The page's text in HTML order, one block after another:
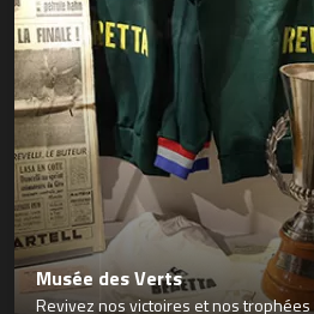
Musée des Verts
Revivez nos victoires et nos